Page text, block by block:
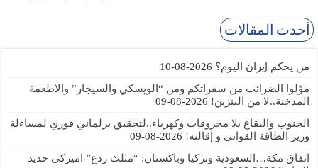
أحدث المقالات
من يحكم إيران اليوم؟ 2026-08-10
موّلوا الضرائب من سفراتكم ومن “الويسكي والسيجار” والاطعمة
المدخنة..لا من البنزين! 2026-08-09
الجنوب والبقاع بلا محروقات وكهرباء..لتحقيق برلماني فوري لمساءلة
وزير الطاقة القواتي و إقالته! 2026-08-09
اتفاق مكة…السعودية وتركيا وباكستان: “مثلث ردع” اميركي جديد